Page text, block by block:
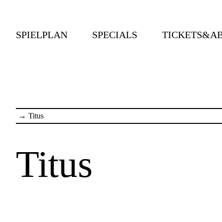
SPIELPLAN SPECIALS
→ Titus
Titus